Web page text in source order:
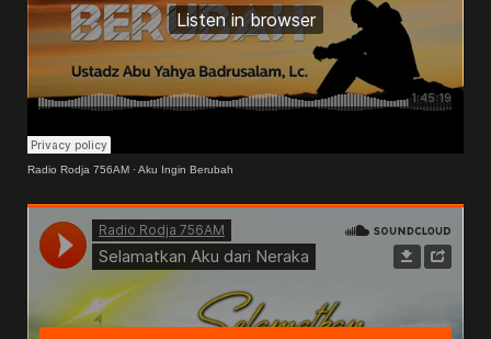
Radio Rodja 756AM ·Aku Ingin Berubah